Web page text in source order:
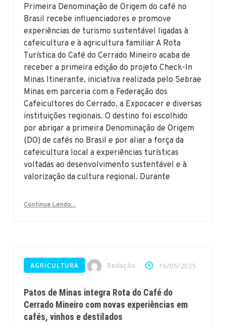
Primeira Denominação de Origem do café no
Brasil recebe influenciadores e promove
experiências de turismo sustentável ligadas à
cafeicultura e à agricultura familiar A Rota
Turística do Café do Cerrado Mineiro acaba de
receber a primeira edição do projeto Check-In
Minas Itinerante, iniciativa realizada pelo Sebrae
Minas em parceria com a Federação dos
Cafeicultores do Cerrado, a Expocacer e diversas
instituições regionais. O destino foi escolhido
por abrigar a primeira Denominação de Origem
(DO) de cafés no Brasil e por aliar a força da
cafeicultura local a experiências turísticas
voltadas ao desenvolvimento sustentável e à
valorização da cultura regional. Durante
Continue Lendo...
AGRICULTURA Redação 16/05/2025
Patos de Minas integra Rota do Café do
Cerrado Mineiro com novas experiências em
cafés, vinhos e destilados